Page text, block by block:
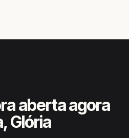
aberta agora
Glória